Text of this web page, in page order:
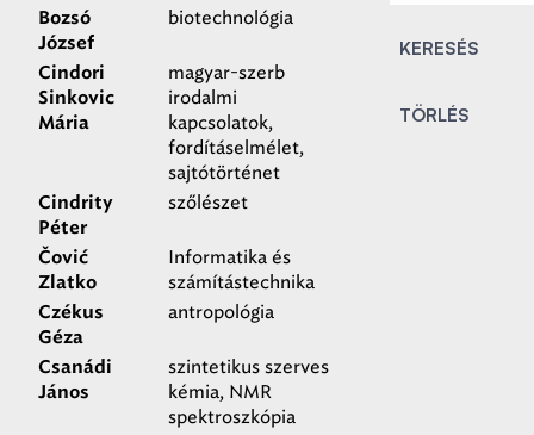
Bozsó
József
biotechnológia
Cindori
Sinkovic
Mária
magyar-szerb
irodalmi
kapcsolatok,
fordításelmélet,
sajtótörténet
Cindrity
Péter
szőlészet
Čović
Zlatko
Informatika és
számítástechnika
Czékus
Géza
antropológia
Csanádi
János
szintetikus szerves
kémia, NMR
spektroszkópia